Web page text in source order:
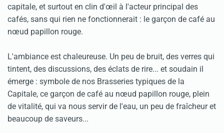
capitale, et surtout en clin d'œil à l'acteur principal des
cafés, sans qui rien ne fonctionnerait : le garçon de café au
nœud papillon rouge.
L'ambiance est chaleureuse. Un peu de bruit, des verres qui
tintent, des discussions, des éclats de rire... et soudain il
émerge : symbole de nos Brasseries typiques de la
Capitale, ce garçon de café au nœud papillon rouge, plein
de vitalité, qui va nous servir de l'eau, un peu de fraîcheur et
beaucoup de saveurs...